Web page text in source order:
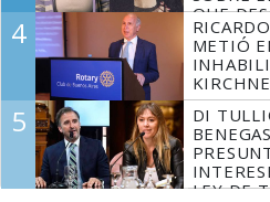
QUE
MARIDO
4
METIÓ
5
DI
LEY DE